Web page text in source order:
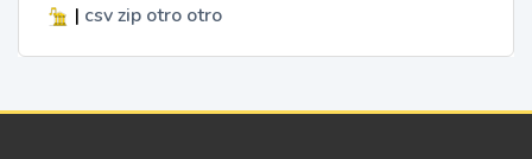
| csv zip otro otro